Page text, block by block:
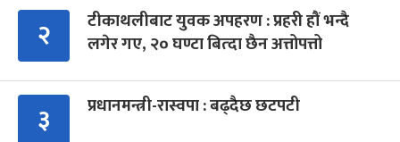
२
टीकाथलीबाट युवक अपहरण : प्रहरी हौं भन्दै
लगेर गए, २० घण्टा बित्दा छैन अत्तोपत्तो
३ प्रधानमन्त्री-रास्वपा : बढ्दैछ छटपटी